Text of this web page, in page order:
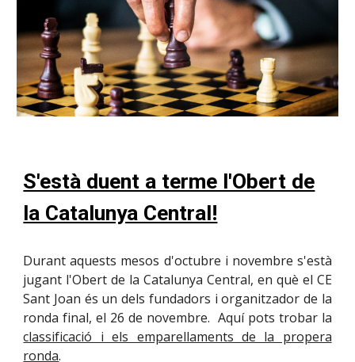
S'està duent a terme l'Obert de
la Catalunya Central!
Durant aquests mesos d'octubre i novembre s'està
jugant l'Obert de la Catalunya Central, en què el CE
Sant Joan és un dels fundadors i organitzador de la
ronda final, el 26 de novembre. Aquí pots trobar la
classificació i els emparellaments de la propera
ronda.